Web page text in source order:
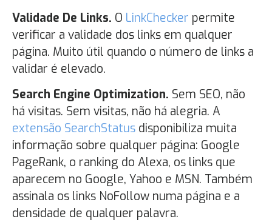
Validade De Links. O LinkChecker permite
verificar a validade dos links em qualquer
página. Muito útil quando o número de links a
validar é elevado.
Search Engine Optimization. Sem SEO, não
há visitas. Sem visitas, não há alegria. A
extensão SearchStatus disponibiliza muita
informação sobre qualquer página: Google
PageRank, o ranking do Alexa, os links que
aparecem no Google, Yahoo e MSN. Também
assinala os links NoFollow numa página e a
densidade de qualquer palavra.